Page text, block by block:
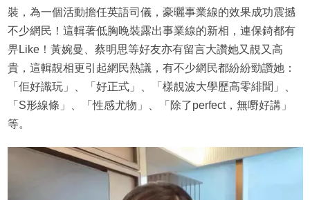
裝，為一個活動擔任英語司儀，豪曬事業線的效果成功震撼
不少網民！這輯著低胸晚裝露出事業線的新相，連保錡都有
畀Like！黃婉曼、蔡明思等好友亦有留言大讚她又靚又高
貴，這輯靚相更引起網民熱議，有不少網民都紛紛勁讚她：
「佢好識玩」、「好正式」、「樣靚波大學歷高零緋聞」、
「S形線條」、「性感尤物」、「除了perfect，無嘢好講」
等。